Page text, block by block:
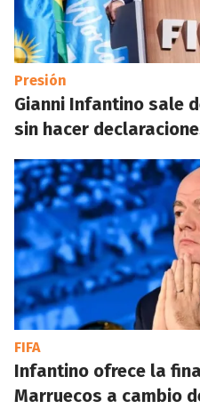
Presión
Gianni Infantino sale
sin hacer
FIFA
Infantino ofrece la
Marruecos a cambio